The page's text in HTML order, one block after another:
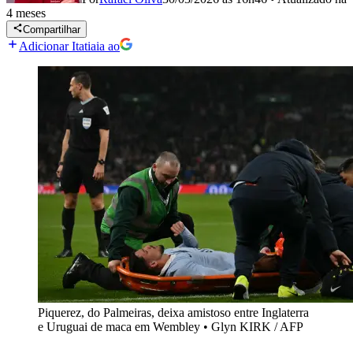
4 meses
Compartilhar
Adicionar Itatiaia ao
Piquerez, do Palmeiras, deixa amistoso entre Inglaterra
e Uruguai de maca em Wembley • Glyn KIRK / AFP